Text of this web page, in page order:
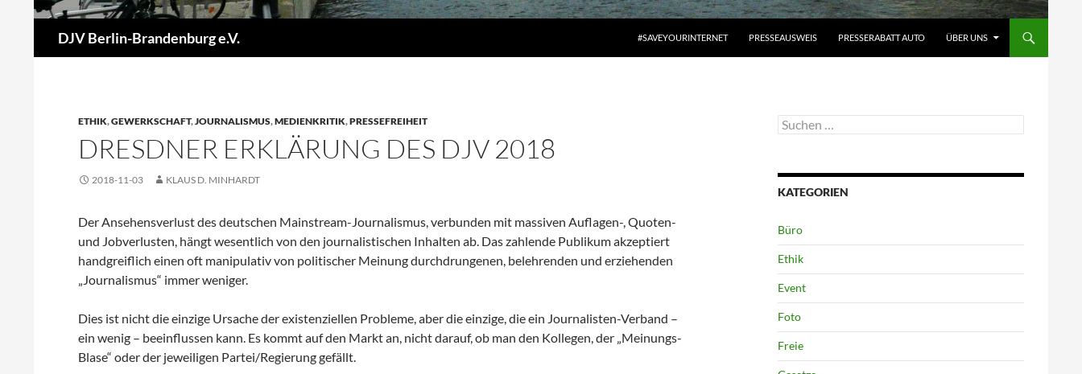
DJV Berlin-Brandenburg e.V. #SAVEYOURINTERNET PRESSEAUSWEIS PRESSERABATT AUTO ÜBER UNS
ETHIK,GEWERKSCHAFT,JOURNALISMUS,MEDIENKRITIK,PRESSEFREIHEIT
DRESDNER ERKLÄRUNG DES DJV 2018
2018-11-03 KLAUS D. MINHARDT
Der Ansehensverlust des deutschen Mainstream-Journalismus, verbunden mit massiven Auflagen-, Quoten-
und Jobverlusten, hängt wesentlich von den journalistischen Inhalten ab. Das zahlende Publikum akzeptiert
handgreiflich einen oft manipulativ von politischer Meinung durchdrungenen, belehrenden und erziehenden
„Journalismus“ immer weniger.
Dies ist nicht die einzige Ursache der existenziellen Probleme, aber die einzige, die ein Journalisten-Verband –
ein wenig – beeinflussen kann. Es kommt auf den Markt an, nicht darauf, ob man den Kollegen, der „Meinungs-
Blase“ oder der jeweiligen Partei/Regierung gefällt.
Suchen
nach:
KATEGORIEN
Büro
Ethik
Event
Foto
Freie